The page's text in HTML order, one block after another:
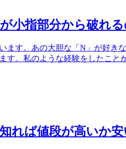
小指部分から破れ
ます。あの大胆な「N」が好き
す。私のような経験をしたこと
れば値段が高いか